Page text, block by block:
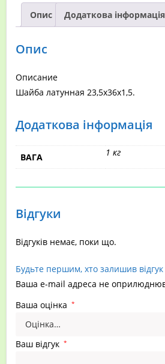
Опис Додаткова інформація
Опис
Описание
Шайба латунная 23,5х36х1,5.
Додаткова інформація
ВАГА 1 кг
Відгуки
Відгуків немає, поки що.
Будьте першим, хто залишив
Ваша e-mail адреса не
Ваша оцінка *
Ваш відгук *